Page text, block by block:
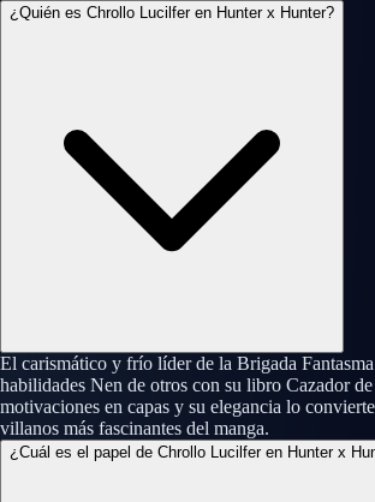
¿Quién es Chrollo Lucilfer en Hunter x Hunter?
El carismático y frío líder de la Brigada
habilidades Nen de otros con su libro Cazador
motivaciones en capas y su elegancia lo
villanos más fascinantes del manga.
¿Cuál es el papel de Chrollo Lucilfer en Hunter x